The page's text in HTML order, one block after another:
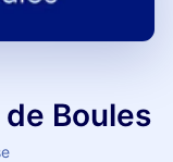
Boules